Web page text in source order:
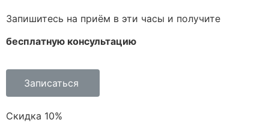
Запишитесь на приём в эти часы и получите
бесплатную консультацию
Записаться
Скидка 10%